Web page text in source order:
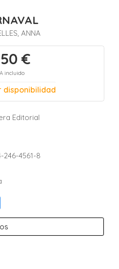
ANNA
€
incluido
disponibilidad
Editorial
246-4561-8